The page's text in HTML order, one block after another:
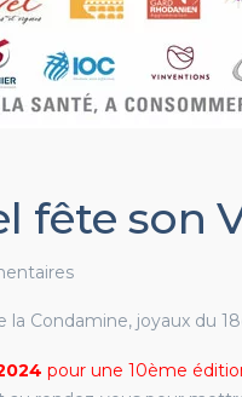
fête son
Condamine, joyaux du
pour une 10ème
2026
SAVEURS
EN SAVOIR PLUS